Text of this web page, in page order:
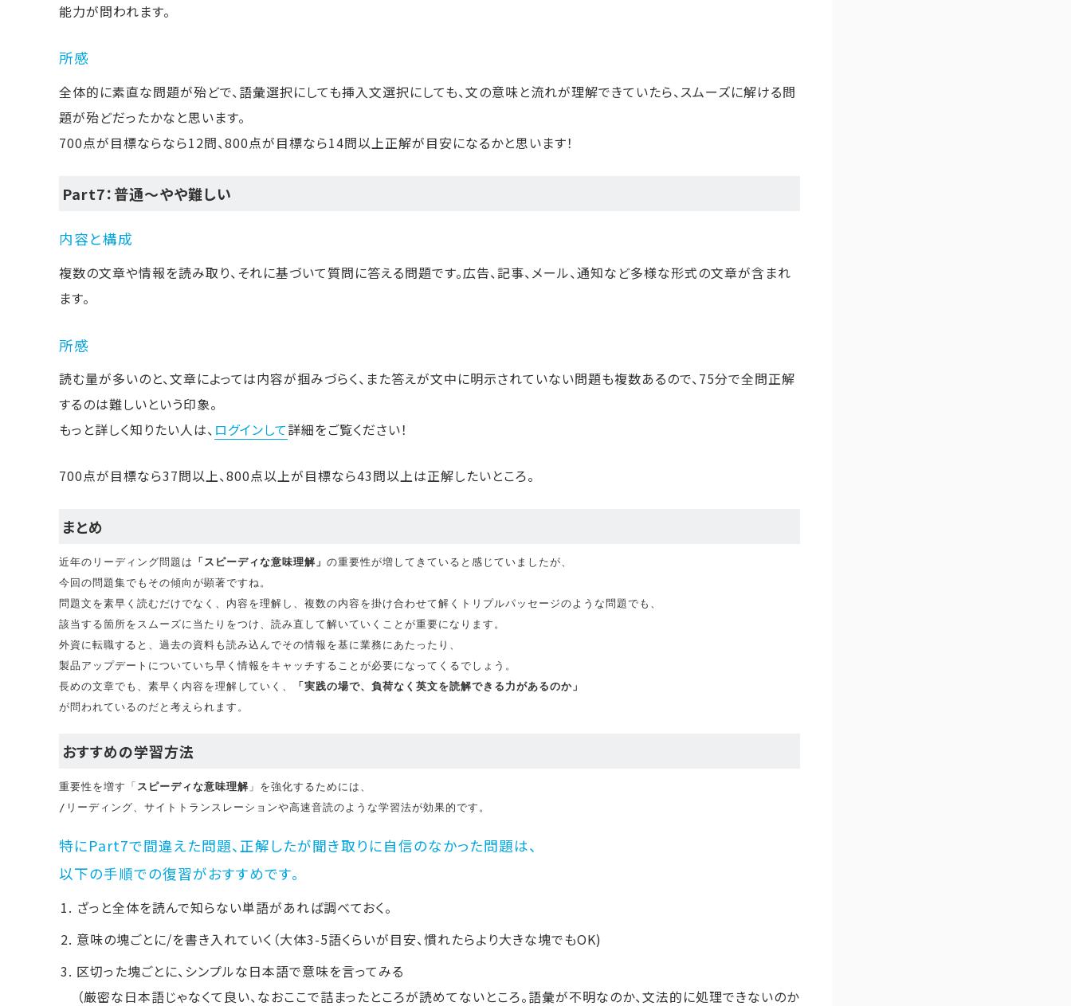
能力が問われます。
所感
全体的に素直な問題が殆どで、語彙選択にしても挿入文選択にしても、文の意味と流れが理解できていたら、スムーズに解ける問
題が殆どだったかなと思います。
700点が目標ならなら12問、800点が目標なら14問以上正解が目安になるかと思います！
Part7：普通〜やや難しい
内容と構成
複数の文章や情報を読み取り、それに基づいて質問に答える問題です。広告、記事、メール、通知など多様な形式の文章が含まれ
ます。
所感
読む量が多いのと、文章によっては内容が掴みづらく、また答えが文中に明示されていない問題も複数あるので、75分で全問正解
するのは難しいという印象。
もっと詳しく知りたい人は、 ログインして詳細をご覧ください！
700点が目標なら37問以上、800点以上が目標なら43問以上は正解したいところ。
まとめ
近年のリーディング問題は 「スピーディな意味理解」 の重要性が増してきていると感じていましたが、
今回の問題集でもその傾向が顕著ですね。
問題文を素早く読むだけでなく、内容を理解し、複数の内容を掛け合わせて解くトリプルパッセージのような問題でも、
該当する箇所をスムーズに当たりをつけ、読み直して解いていくことが重要になります。
外資に転職すると、過去の資料も読み込んでその情報を基に業務にあたったり、
製品アップデートについていち早く情報をキャッチすることが必要になってくるでしょう。
長めの文章でも、素早く内容を理解していく、
「実践の場で、負荷なく英文を読解できる力があるのか」
が問われているのだと考えられます。
おすすめの学習方法
重要性を増す「 スピーディな意味理解 」を強化するためには、
/リーディング、サイトトランスレーションや高速音読のような学習法が効果的です。
特にPart7で間違えた問題、正解したが聞き取りに自信のなかった問題は、
以下の手順での復習がおすすめです。
ざっと全体を読んで知らない単語があれば調べておく。
意味の塊ごとに/を書き入れていく（大体3-5語くらいが目安、慣れたらより大きな塊でもOK)
区切った塊ごとに、シンプルな日本語で意味を言ってみる
（厳密な日本語じゃなくて良い、なおここで詰まったところが読めてないところ。語彙が不明なのか、文法的に処理できないのか